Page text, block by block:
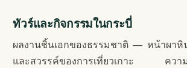
ทัวร์และกิจกรรมในกระบี่
ผลงานชิ้นเอกของธรรมชาติ — หน้าผาหิ
และสวรรค์ของการเที่ยวเกาะ ความ